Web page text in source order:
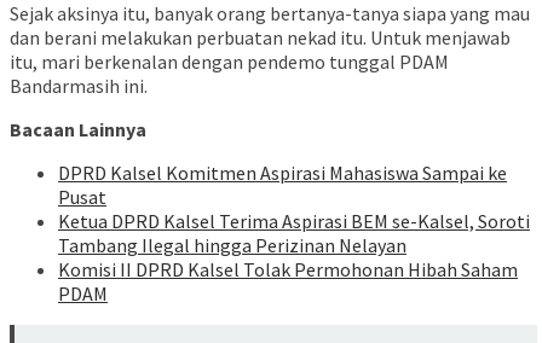
Sejak aksinya itu, banyak orang bertanya-tanya siapa yang mau
dan berani melakukan perbuatan nekad itu. Untuk menjawab
itu, mari berkenalan dengan pendemo tunggal PDAM
Bandarmasih ini.
Bacaan Lainnya
DPRD Kalsel Komitmen Aspirasi Mahasiswa Sampai ke
Pusat
Ketua DPRD Kalsel Terima Aspirasi BEM se-Kalsel, Soroti
Tambang Ilegal hingga Perizinan Nelayan
Komisi II DPRD Kalsel Tolak Permohonan Hibah Saham
PDAM